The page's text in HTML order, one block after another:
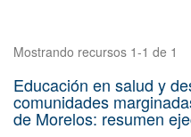
Mostrando recursos 1-1 de 1
Educación en salud y
comunidades
de Morelos: resumen